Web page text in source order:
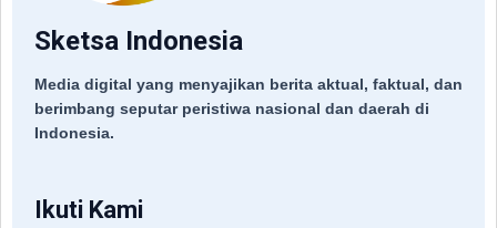
Sketsa Indonesia
Media digital yang menyajikan berita aktual, faktual, dan
berimbang seputar peristiwa nasional dan daerah di
Indonesia.
Ikuti Kami